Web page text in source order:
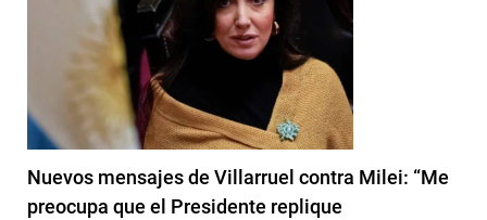
Nuevos mensajes de Villarruel contra Milei: “Me
preocupa que el Presidente replique